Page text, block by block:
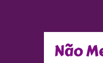
Não